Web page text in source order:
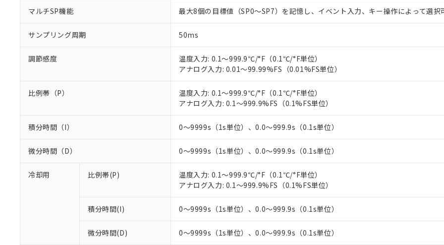
マルチSP機能 最大8個の目標値（SP0～SP7）を記憶し、イベント入力、キー操作によって選択
サンプリング周期 50ms
調節感度
温度入力: 0.1～999.9℃/°F（0.1℃/°F単位）
アナログ入力: 0.01～99.99%FS（0.01%FS単位）
比例帯（P）
温度入力: 0.1～999.9℃/°F（0.1℃/°F単位）
アナログ入力: 0.1～999.9%FS（0.1%FS単位）
積分時間（I） 0～9999s（1s単位）、0.0～999.9s（0.1s単位）
微分時間（D） 0～9999s（1s単位）、0.0～999.9s（0.1s単位）
冷却用 比例帯(P)
温度入力: 0.1～999.9℃/°F（0.1℃/°F単位）
アナログ入力: 0.1～999.9%FS（0.1%FS単位）
積分時間(I) 0～9999s（1s単位）、0.0～999.9s（0.1s単位）
微分時間(D) 0～9999s（1s単位）、0.0～999.9s（0.1s単位）
本サービスは、当社制御機器事業取扱商品の当社在庫状況および標準価格(税抜)を
当社制御機器事業取扱商品の中には、本サービスの対象外となる商品もあること
在庫状況および標準価格照会結果は、記載している更新日時点での社内データに
い。
正式な納期状況および標準価格はお客様のお取引先、またはお客様担当のオムロ
当社販売員にご相談ください。
オムロン制御機器販売店や当社販売拠点は「
在庫状況および標準価格結果を当社の事前の承諾なく第三者に漏洩または開示し
す。
マイパーツ機能（部品リスト作成サービス）をご利用いただくには、I-Webメンバ
が、当社の製品・サービスに関するお客様との取引・商談に必要な範囲で利用す
さい。
※当社の共同利用者とは、"個人情報の共同利用に関して"
いる法人を指します。
*EU RoHS指令（10物質）：
鉛(Pb) 1000ppm以下、 水銀(Hg) 1000ppm以下、 カドミウム(Cd) 100ppm以下、
六価クロム(Cr(Ⅵ)) 1000ppm以下、ポリ臭化ビフェニル類(PBB) 1000ppm以下、ポリ臭化ジフェニルエーテル類
フタル酸ビス(2-エチルヘキシル) (DEHP)(別名：DOP) 1000ppm以下、フタル酸ブチルベンジル（BBP）
ル（DBP） 1000ppm以下、フタル酸ジイソブチル (DIBP) 1000ppm以下
但し、RoHS指令で産業用監視および制御機器に対する適用除外項目は除く。
フタル酸エステル類の４物質については閾値を超える意図的な使用がないことを確認しています。
※2 対応予定月
部品在庫の切り替え状況などにより、予定月が前後することがあります。
※3 非含有証明書ダウンロード
下記の非含有証明書をダウンロードすることができます。
EU RoHS指令（10物質）の非含有証明書
51物質の非含有証明書（当社基準）
※本証明書は発行日時点で非含有を証明するもので、過去に遡って非含有を証明するも
また、RoHS指令のフタル酸エステル類４物質の対応では、対応完了までの期間は出
混在することから備考欄に対応日を記載しておりました。
既に当社にて対応品への在庫切替を完了していることから、特段のことがない限り、
「×」：最大均質材料含有率が中国RoHSの基準値を超えていることを示します。
「－」：未確認です。当社販売部門へお問い合わせください。
*中国RoHS10物質の基準値 (GB/T26572)：
DBP(フタル酸ジブチル) : 1000ppm、 DIBP(フタル酸ジイソブチル) : 1000ppm、 BBP(フタル酸ブチルベンジル)
DEHP(フタル酸ビス(2-エチルヘキシル)) : 1000ppm
※2 環境保護使用期限
「ｅ」：有害物質（10物質）のすべてが基準値以下であることを示します。
「10」：通常の使用状況下において有害物質が外部に漏えいし、環境に深刻な影響を及
味します。
「－」：未確認です。当社販売部門へお問い合わせください。
当社は、これら貴社製品のうち、外国為替および外国貿易法に定める商品（以下｢
う）を輸出または国外への提供する場合は、日本国政府の輸出許可(または役務取
などの必要な手続きをとります。
当社は貴社製品を、核兵器、ミサイル、化学兵器、生物兵器またはその他武器並
置等に一切使用いたしません。
当社は、貴社製品を第三者に販売する場合は、上記1、2および3の内容を当該第三
また当社は、販売先および販売に係わる関係者が違法に輸出するおそれがある場
たしません。
記
説明
一定数以上の在庫あり
△ 一定数には満たないが在庫あり
在庫なし(最新の在庫状況については、お客様のお取引先、またはお客様担当
機器販売店・当社販売員にご確認ください)
空
受注生産機種、また在庫状況の情報を公開していない機種